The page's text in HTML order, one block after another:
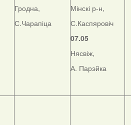
Гродна,
С.Чарапіца
Мінскі р-н,
С.Каспяровіч
07.05
Нясвіж,
А. Парэйка